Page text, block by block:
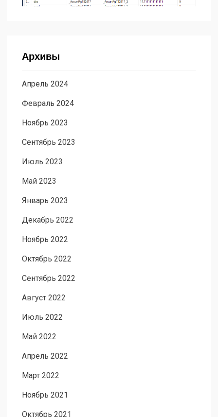
Архивы
Апрель 2024
Февраль 2024
Ноябрь 2023
Сентябрь 2023
Июль 2023
Май 2023
Январь 2023
Декабрь 2022
Ноябрь 2022
Октябрь 2022
Сентябрь 2022
Август 2022
Июль 2022
Май 2022
Апрель 2022
Март 2022
Ноябрь 2021
Октябрь 2021